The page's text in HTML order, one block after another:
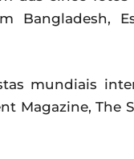
Bangladesh,
mundiais
Magazine, The